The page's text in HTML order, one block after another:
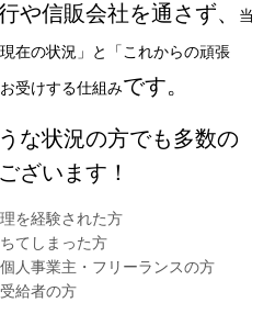
や信販会社を通さず、 当
在の状況」と「これからの頑張
受けする仕組みです。
な状況の方でも多数の
ざいます！
を経験された方
てしまった方
人事業主・フリーランスの方
給者の方